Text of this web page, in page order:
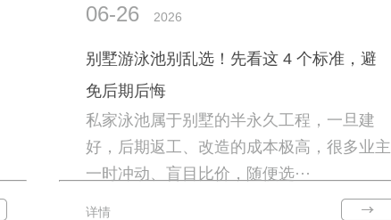
06-26 2026
别墅游泳池别乱选！先看这 4 个标准，避
免后期后悔
私家泳池属于别墅的半永久工程，一旦建
好，后期返工、改造的成本极高，很多业主
一时冲动、盲目比价，随便选···
详情